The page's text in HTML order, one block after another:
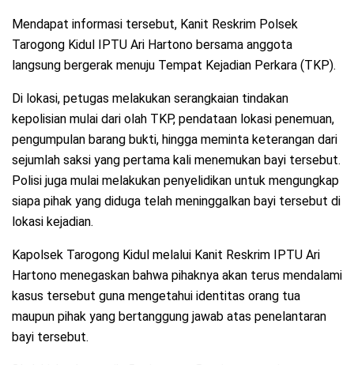
Mendapat informasi tersebut, Kanit Reskrim Polsek
Tarogong Kidul IPTU Ari Hartono bersama anggota
langsung bergerak menuju Tempat Kejadian Perkara (TKP).
Di lokasi, petugas melakukan serangkaian tindakan
kepolisian mulai dari olah TKP, pendataan lokasi penemuan,
pengumpulan barang bukti, hingga meminta keterangan dari
sejumlah saksi yang pertama kali menemukan bayi tersebut.
Polisi juga mulai melakukan penyelidikan untuk mengungkap
siapa pihak yang diduga telah meninggalkan bayi tersebut di
lokasi kejadian.
Kapolsek Tarogong Kidul melalui Kanit Reskrim IPTU Ari
Hartono menegaskan bahwa pihaknya akan terus mendalami
kasus tersebut guna mengetahui identitas orang tua
maupun pihak yang bertanggung jawab atas penelantaran
bayi tersebut.